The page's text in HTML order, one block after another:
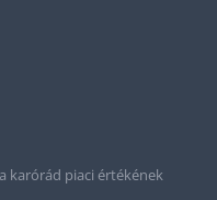
karórád piaci értékének